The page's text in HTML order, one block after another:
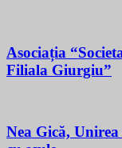
Asociația
Filiala Giurgiu”
Nea Gică,